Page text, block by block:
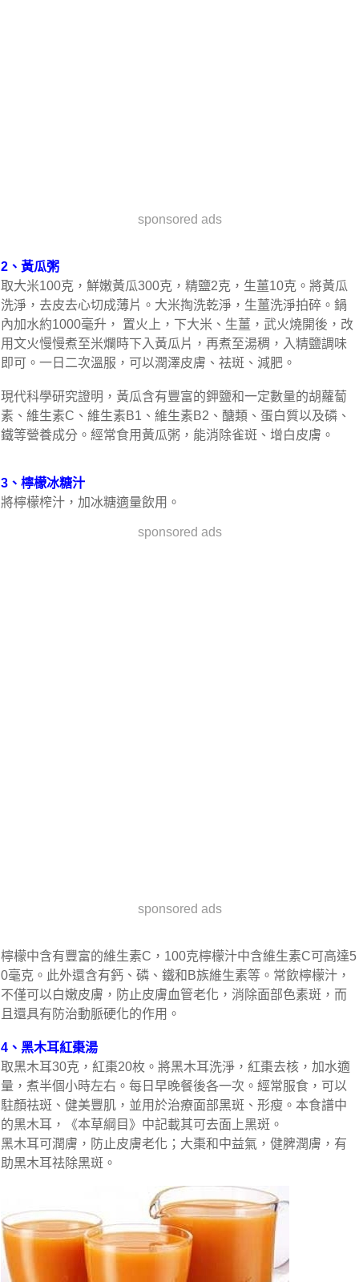
sponsored ads
2、黃瓜粥
取大米100克，鮮嫩黃瓜300克，精鹽2克，生薑10克。將黃瓜
洗淨，去皮去心切成薄片。大米掏洗乾淨，生薑洗淨拍碎。鍋
內加水約1000毫升， 置火上，下大米、生薑，武火燒開後，改
用文火慢慢煮至米爛時下入黃瓜片，再煮至湯稠，入精鹽調味
即可。一日二次溫服，可以潤澤皮膚、祛斑、減肥。
現代科學研究證明，黃瓜含有豐富的鉀鹽和一定數量的胡蘿蔔
素、維生素C、維生素B1、維生素B2、醣類、蛋白質以及磷、
鐵等營養成分。經常食用黃瓜粥，能消除雀斑、增白皮膚。
3、檸檬冰糖汁
將檸檬榨汁，加冰糖適量飲用。
sponsored ads
sponsored ads
檸檬中含有豐富的維生素C，100克檸檬汁中含維生素C可高達5
0毫克。此外還含有鈣、磷、鐵和B族維生素等。常飲檸檬汁，
不僅可以白嫩皮膚，防止皮膚血管老化，消除面部色素斑，而
且還具有防治動脈硬化的作用。
4、黑木耳紅棗湯
取黑木耳30克，紅棗20枚。將黑木耳洗淨，紅棗去核，加水適
量，煮半個小時左右。每日早晚餐後各一次。經常服食，可以
駐顏祛斑、健美豐肌，並用於治療面部黑斑、形瘦。本食譜中
的黑木耳，《本草綱目》中記載其可去面上黑斑。
黑木耳可潤膚，防止皮膚老化；大棗和中益氣，健脾潤膚，有
助黑木耳祛除黑斑。